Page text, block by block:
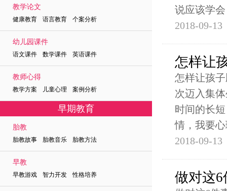
教学论文
健康教育 语言教育 个案分析
幼儿园课件
语文课件 数学课件 英语课件
教师心得
教学方案 儿童心理 案例分析
早期教育
胎教
胎教故事 胎教音乐 胎教方法
早教
早教游戏 智力开发 性格培养
说应该学会
2018-09-13
怎样让
怎样让孩
次迈入集
时间的长
情，我要
2018-09-13
做对这